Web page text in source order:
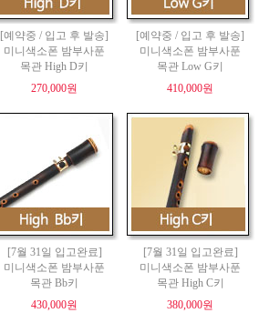
[예약중 / 입고 후 발송]
미니색소폰 밤부사푼
목관 High D키
270,000원
[예약중 / 입고 후 발송]
미니색소폰 밤부사푼
목관 Low G키
410,000원
[7월 31일 입고완료]
미니색소폰 밤부사푼
목관 Bb키
430,000원
[7월 31일 입고완료]
미니색소폰 밤부사푼
목관 High C키
380,000원